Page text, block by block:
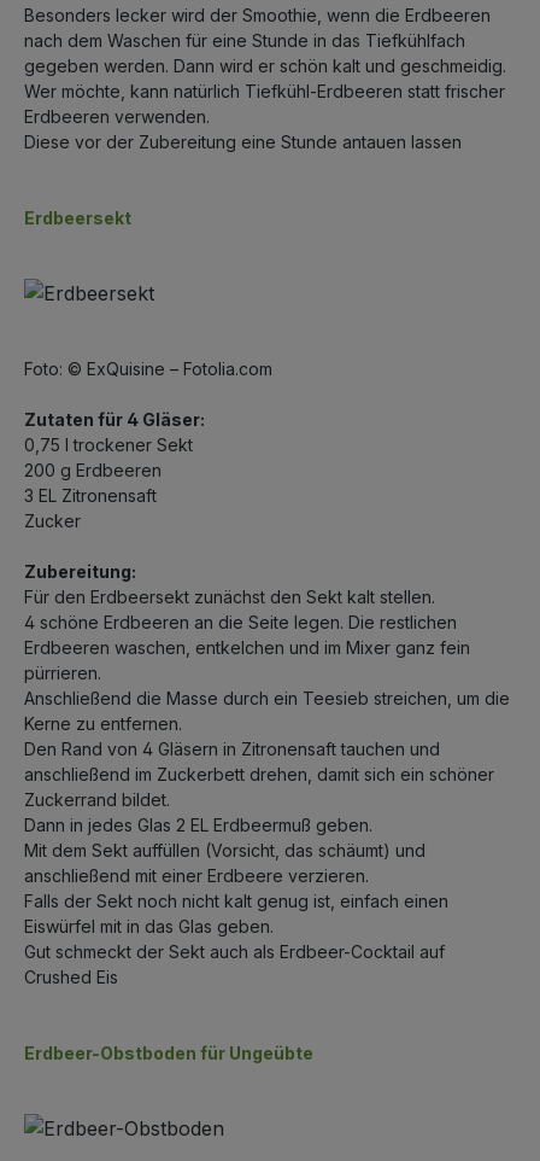
Besonders lecker wird der Smoothie, wenn die Erdbeeren
nach dem Waschen für eine Stunde in das Tiefkühlfach
gegeben werden. Dann wird er schön kalt und geschmeidig.
Wer möchte, kann natürlich Tiefkühl-Erdbeeren statt frischer
Erdbeeren verwenden.
Diese vor der Zubereitung eine Stunde antauen lassen
Erdbeersekt
Foto: © ExQuisine – Fotolia.com
Zutaten für 4 Gläser:
0,75 l trockener Sekt
200 g Erdbeeren
3 EL Zitronensaft
Zucker
Zubereitung:
Für den Erdbeersekt zunächst den Sekt kalt stellen.
4 schöne Erdbeeren an die Seite legen. Die restlichen
Erdbeeren waschen, entkelchen und im Mixer ganz fein
pürrieren.
Anschließend die Masse durch ein Teesieb streichen, um die
Kerne zu entfernen.
Den Rand von 4 Gläsern in Zitronensaft tauchen und
anschließend im Zuckerbett drehen, damit sich ein schöner
Zuckerrand bildet.
Dann in jedes Glas 2 EL Erdbeermuß geben.
Mit dem Sekt auffüllen (Vorsicht, das schäumt) und
anschließend mit einer Erdbeere verzieren.
Falls der Sekt noch nicht kalt genug ist, einfach einen
Eiswürfel mit in das Glas geben.
Gut schmeckt der Sekt auch als Erdbeer-Cocktail auf
Crushed Eis
Erdbeer-Obstboden für Ungeübte